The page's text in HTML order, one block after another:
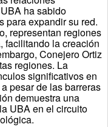
ha sabido
para expandir su red.
representan regiones
facilitando la creación
Conejero Ortiz
regiones. La
significativos en
pesar de las barreras
demuestra una
UBA en el circuito